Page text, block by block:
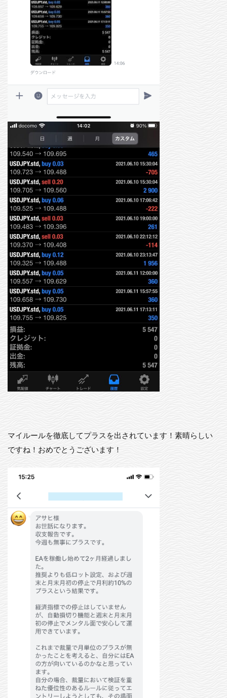
マイルールを徹底してプラスを出されています！素晴らしい
ですね！おめでとうございます！